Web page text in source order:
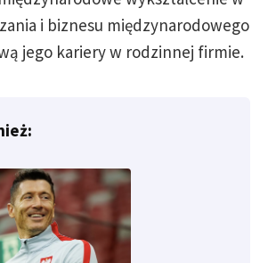
i biznesu międzynarodowego
jego kariery w rodzinnej firmie.